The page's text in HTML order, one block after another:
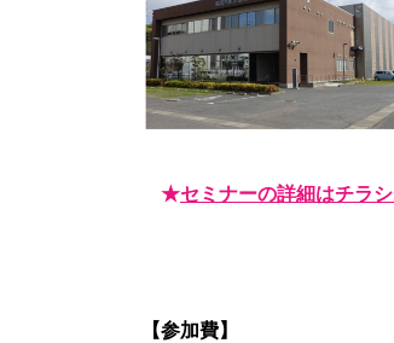
★セミナーの詳細はチラシ
【参加費】